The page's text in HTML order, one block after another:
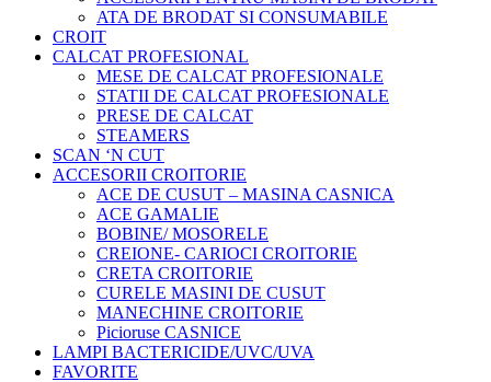
ATA DE BRODAT SI CONSUMABILE
CROIT
CALCAT PROFESIONAL
MESE DE CALCAT PROFESIONALE
STATII DE CALCAT PROFESIONALE
PRESE DE CALCAT
STEAMERS
SCAN ‘N CUT
ACCESORII CROITORIE
ACE DE CUSUT – MASINA CASNICA
ACE GAMALIE
BOBINE/ MOSORELE
CREIONE- CARIOCI CROITORIE
CRETA CROITORIE
CURELE MASINI DE CUSUT
MANECHINE CROITORIE
Picioruse CASNICE
LAMPI BACTERICIDE/UVC/UVA
FAVORITE